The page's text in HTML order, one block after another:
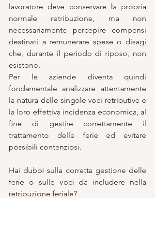
lavoratore deve conservare la propria
normale retribuzione, ma non
necessariamente percepire compensi
destinati a remunerare spese o disagi
che, durante il periodo di riposo, non
esistono.
Per le aziende diventa quindi
fondamentale analizzare attentamente
la natura delle singole voci retributive e
la loro effettiva incidenza economica, al
fine di gestire correttamente il
trattamento delle ferie ed evitare
possibili contenziosi.
Hai dubbi sulla corretta gestione delle
ferie o sulle voci da includere nella
retribuzione feriale?